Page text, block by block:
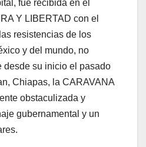
fue recibida en el
Y LIBERTAD con el
resistencias de los
y del mundo, no
desde su inicio el pasado
Chiapas, la CARAVANA
obstaculizada y
gubernamental y un